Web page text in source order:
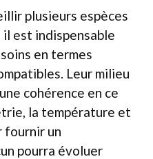
plusieurs espèces
est indispensable
en termes
Leur milieu
cohérence en ce
la température et
fournir un
pourra évoluer